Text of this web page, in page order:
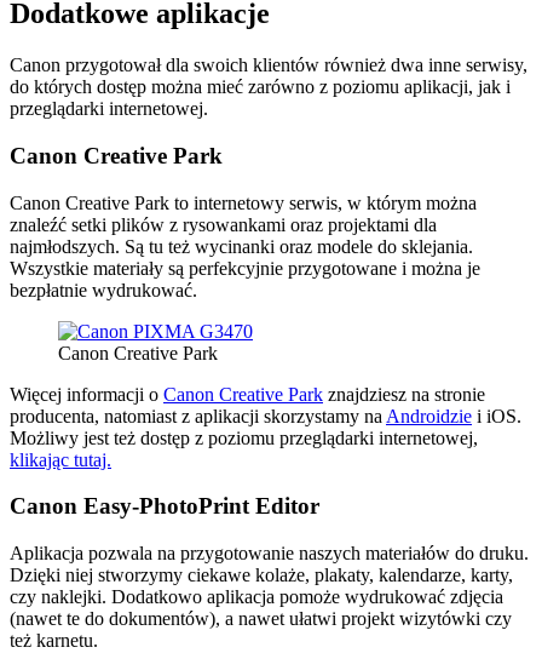
Dodatkowe aplikacje
Canon przygotował dla swoich klientów również dwa inne serwisy,
do których dostęp można mieć zarówno z poziomu aplikacji, jak i
przeglądarki internetowej.
Canon Creative Park
Canon Creative Park to internetowy serwis, w którym można
znaleźć setki plików z rysowankami oraz projektami dla
najmłodszych. Są tu też wycinanki oraz modele do sklejania.
Wszystkie materiały są perfekcyjnie przygotowane i można je
bezpłatnie wydrukować.
Canon Creative Park
Więcej informacji o Canon Creative Park znajdziesz na stronie
producenta, natomiast z aplikacji skorzystamy na Androidzie i iOS.
Możliwy jest też dostęp z poziomu przeglądarki internetowej,
klikając tutaj.
Canon Easy-PhotoPrint Editor
Aplikacja pozwala na przygotowanie naszych materiałów do druku.
Dzięki niej stworzymy ciekawe kolaże, plakaty, kalendarze, karty,
czy naklejki. Dodatkowo aplikacja pomoże wydrukować zdjęcia
(nawet te do dokumentów), a nawet ułatwi projekt wizytówki czy
też karnetu.